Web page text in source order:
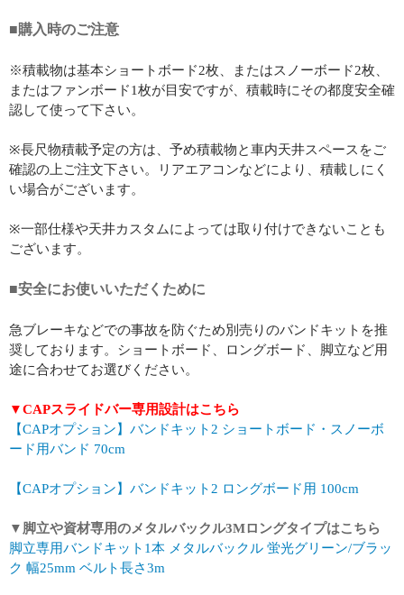
■購入時のご注意
※積載物は基本ショートボード2枚、またはスノーボード2枚、
またはファンボード1枚が目安ですが、積載時にその都度安全確
認して使って下さい。
※長尺物積載予定の方は、予め積載物と車内天井スペースをご
確認の上ご注文下さい。リアエアコンなどにより、積載しにく
い場合がございます。
※一部仕様や天井カスタムによっては取り付けできないことも
ございます。
■安全にお使いいただくために
急ブレーキなどでの事故を防ぐため別売りのバンドキットを推
奨しております。ショートボード、ロングボード、脚立など用
途に合わせてお選びください。
▼CAPスライドバー専用設計はこちら
【CAPオプション】バンドキット2 ショートボード・スノーボ
ード用バンド 70cm
【CAPオプション】バンドキット2 ロングボード用 100cm
▼脚立や資材専用のメタルバックル3Mロングタイプはこちら
脚立専用バンドキット1本 メタルバックル 蛍光グリーン/ブラッ
ク 幅25mm ベルト長さ3m